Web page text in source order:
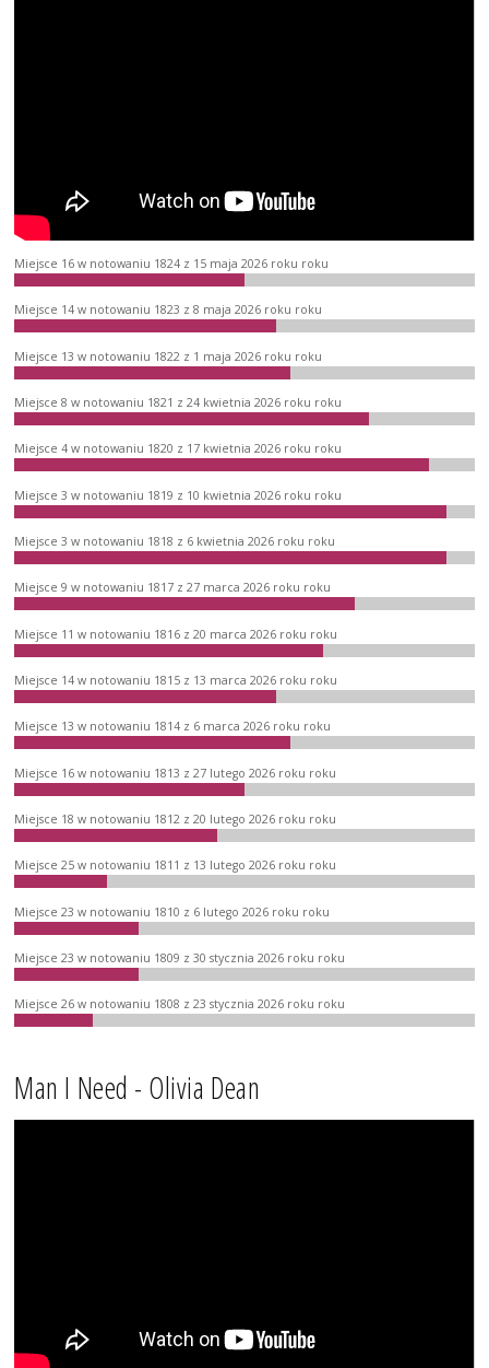
Miejsce 16 w notowaniu 1824 z 15 maja 2026 roku roku
Miejsce 14 w notowaniu 1823 z 8 maja 2026 roku roku
Miejsce 13 w notowaniu 1822 z 1 maja 2026 roku roku
Miejsce 8 w notowaniu 1821 z 24 kwietnia 2026 roku roku
Miejsce 4 w notowaniu 1820 z 17 kwietnia 2026 roku roku
Miejsce 3 w notowaniu 1819 z 10 kwietnia 2026 roku roku
Miejsce 3 w notowaniu 1818 z 6 kwietnia 2026 roku roku
Miejsce 9 w notowaniu 1817 z 27 marca 2026 roku roku
Miejsce 11 w notowaniu 1816 z 20 marca 2026 roku roku
Miejsce 14 w notowaniu 1815 z 13 marca 2026 roku roku
Miejsce 13 w notowaniu 1814 z 6 marca 2026 roku roku
Miejsce 16 w notowaniu 1813 z 27 lutego 2026 roku roku
Miejsce 18 w notowaniu 1812 z 20 lutego 2026 roku roku
Miejsce 25 w notowaniu 1811 z 13 lutego 2026 roku roku
Miejsce 23 w notowaniu 1810 z 6 lutego 2026 roku roku
Miejsce 23 w notowaniu 1809 z 30 stycznia 2026 roku roku
Miejsce 26 w notowaniu 1808 z 23 stycznia 2026 roku roku
Man I Need - Olivia Dean